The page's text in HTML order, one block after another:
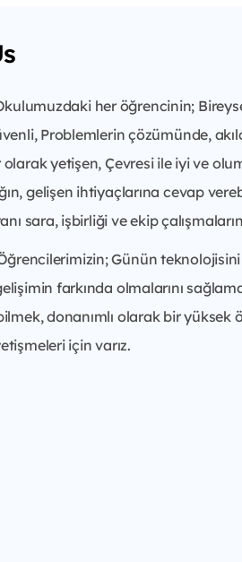
her öğrencinin;
Problemlerin çözümünde,
olarak yetişen, Çevresi ile iyi ve
gelişen ihtiyaçlarına cevap
sara, işbirliği ve ekip
Günün
farkında olmalarını
donanımlı olarak bir
için varız.